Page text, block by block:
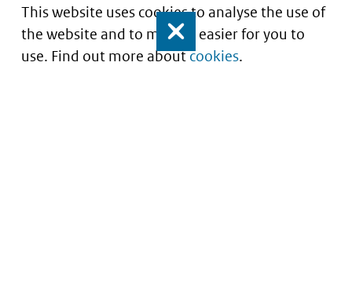
This website uses cookies to analyse the use of
the website and to make it easier for you to
use. Find out more aboutcookies.
Close